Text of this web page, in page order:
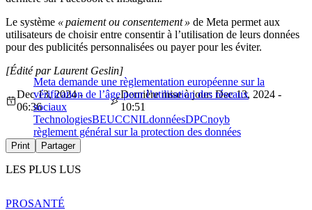
Le système « paiement ou consentement » de Meta permet aux
utilisateurs de choisir entre consentir à l’utilisation de leurs données
pour des publicités personnalisées ou payer pour les éviter.
Meta demande une règlementation européenne sur la
vérification de l’âge pour l’utilisation des réseaux
sociaux
[Édité par Laurent Geslin]
Dec 13, 2024 -
06:36
Dernière mise à jour: Dec 13, 2024 -
10:51
TechnologiesBEUCCNILdonnéesDPCnoyb
règlement général sur la protection des données
Print Partager
LES PLUS LUS
PROSANTÉ